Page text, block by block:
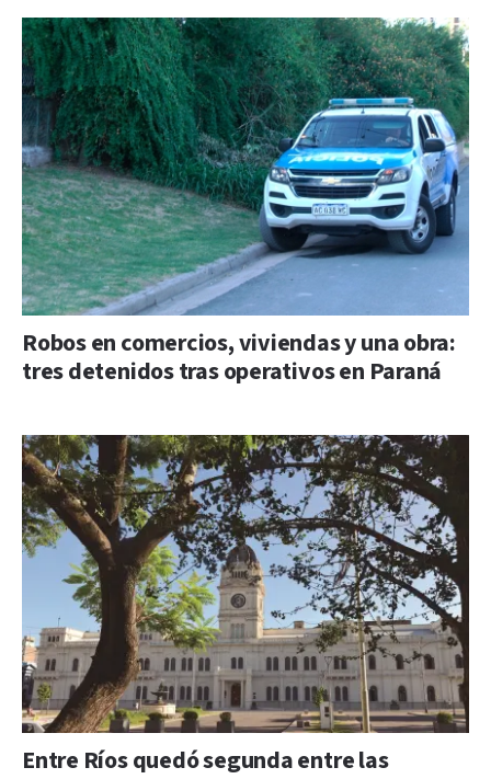
Robos en comercios, viviendas y una obra:
tres detenidos tras operativos en Paraná
Entre Ríos quedó segunda entre las